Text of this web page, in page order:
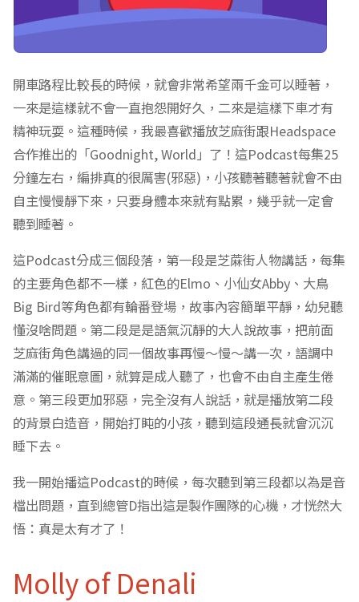
開車路程比較長的時候，就會非常希望兩千金可以睡著，
一來是這樣就不會一直抱怨開好久，二來是這樣下車才有
精神玩耍。這種時候，我最喜歡播放芝麻街跟Headspace
合作推出的「Goodnight, World」了！這Podcast每集25
分鐘左右，編排真的很厲害(邪惡)，小孩聽著聽著就會不由
自主慢慢靜下來，只要身體本來就有點累，幾乎就一定會
聽到睡著。
這Podcast分成三個段落，第一段是芝蔴街人物講話，每集
的主要角色都不一樣，紅色的Elmo、小仙女Abby、大鳥
Big Bird等角色都有輪番登場，故事內容簡單平靜，幼兒聽
懂沒啥問題。第二段是是語氣沉靜的大人說故事，把前面
芝麻街角色講過的同一個故事再慢～慢～講一次，語調中
滿滿的催眠意圖，就算是成人聽了，也會不由自主產生倦
意。第三段更加邪惡，完全沒有人說話，就是播放第二段
的背景白造音，開始打盹的小孩，聽到這段通長就會沉沉
睡下去。
我一開始播這Podcast的時候，每次聽到第三段都以為是音
檔出問題，直到總管D指出這是製作團隊的心機，才恍然大
悟：真是太有才了！
Molly of Denali